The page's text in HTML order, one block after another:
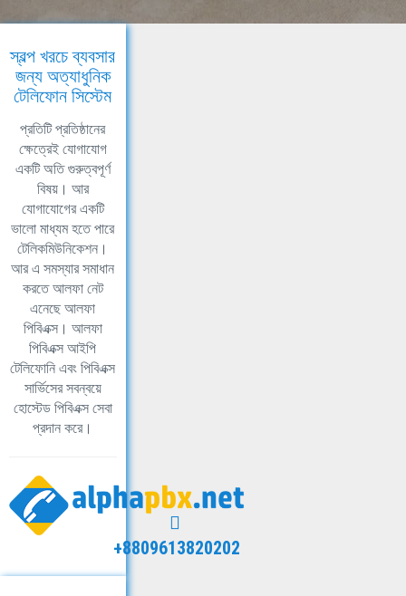
স্বল্প খরচে ব্যবসার
জন্য অত্যাধুনিক
টেলিফোন সিস্টেম
প্রতিটি প্রতিষ্ঠানের
ক্ষেত্রেই যোগাযোগ
একটি অতি গুরুত্বপূর্ণ
বিষয়। আর
যোগাযোগের একটি
ভালো মাধ্যম হতে পারে
টেলিকমিউনিকেশন।
আর এ সমস্যার সমাধান
করতে আলফা নেট
এনেছে আলফা
পিবিএক্স। আলফা
পিবিএক্স আইপি
টেলিফোনি এবং পিবিএক্স
সার্ভিসের সবন্বয়ে
হোস্টেড পিবিএক্স সেবা
প্রদান করে।
+8809613820202